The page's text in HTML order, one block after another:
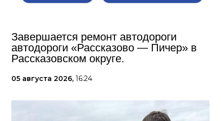
Завершается ремонт автодороги
автодороги «Рассказово — Пичер» в
Рассказовском округе.
05 августа 2026, 16:24